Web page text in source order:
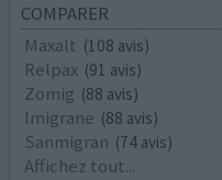
COMPARER
Maxalt (108 avis)
Relpax (91 avis)
Zomig (88 avis)
Imigrane (88 avis)
Sanmigran (74 avis)
Affichez tout...